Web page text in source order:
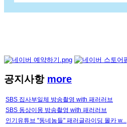
공지사항 more
SBS 집사부일체 방송촬영 with 패러러브
SBS 동상이몽 방송촬영 with 패러러브
인기유튜브 "동네놈들" 패러글라이딩 몰카 w...